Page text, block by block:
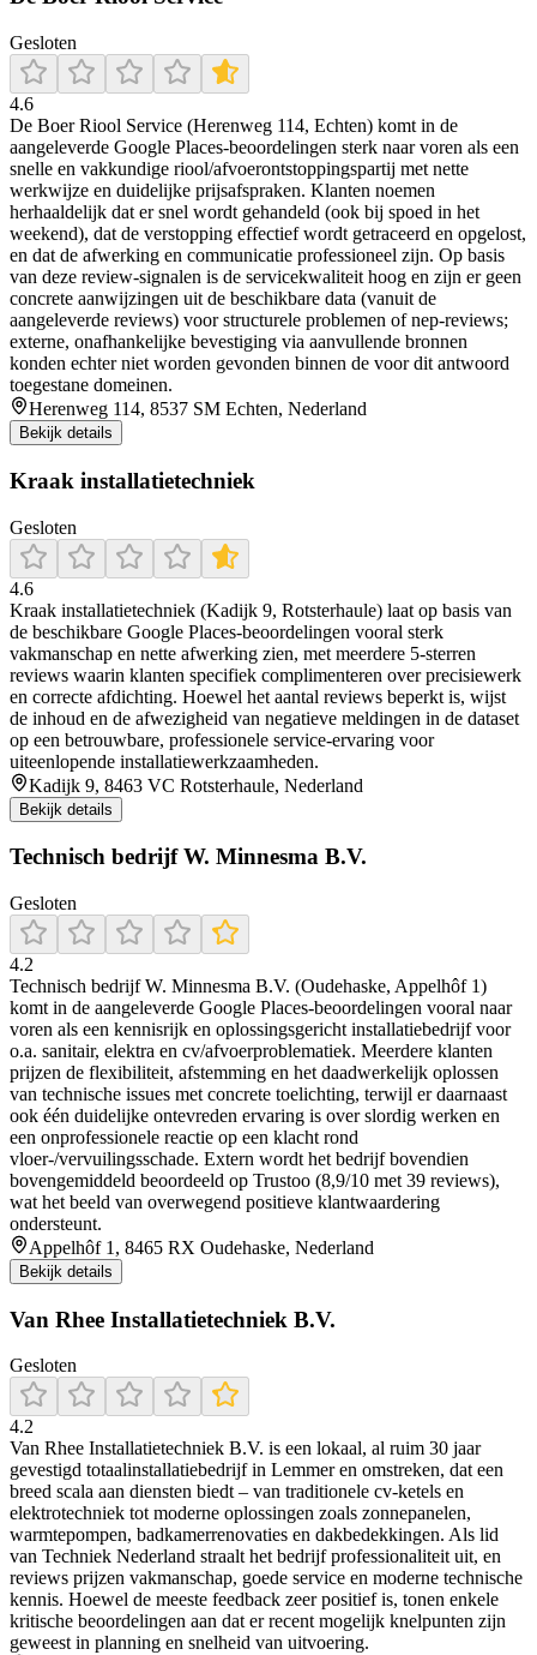
Gesloten
4.6
De Boer Riool Service (Herenweg 114, Echten) komt in de
aangeleverde Google Places-beoordelingen sterk naar voren als een
snelle en vakkundige riool/afvoerontstoppingspartij met nette
werkwijze en duidelijke prijsafspraken. Klanten noemen
herhaaldelijk dat er snel wordt gehandeld (ook bij spoed in het
weekend), dat de verstopping effectief wordt getraceerd en opgelost,
en dat de afwerking en communicatie professioneel zijn. Op basis
van deze review-signalen is de servicekwaliteit hoog en zijn er geen
concrete aanwijzingen uit de beschikbare data (vanuit de
aangeleverde reviews) voor structurele problemen of nep-reviews;
externe, onafhankelijke bevestiging via aanvullende bronnen
konden echter niet worden gevonden binnen de voor dit antwoord
toegestane domeinen.
Herenweg 114, 8537 SM Echten, Nederland
Bekijk details
Kraak installatietechniek
Gesloten
4.6
Kraak installatietechniek (Kadijk 9, Rotsterhaule) laat op basis van
de beschikbare Google Places-beoordelingen vooral sterk
vakmanschap en nette afwerking zien, met meerdere 5-sterren
reviews waarin klanten specifiek complimenteren over precisiewerk
en correcte afdichting. Hoewel het aantal reviews beperkt is, wijst
de inhoud en de afwezigheid van negatieve meldingen in de dataset
op een betrouwbare, professionele service-ervaring voor
uiteenlopende installatiewerkzaamheden.
Kadijk 9, 8463 VC Rotsterhaule, Nederland
Bekijk details
Technisch bedrijf W. Minnesma B.V.
Gesloten
4.2
Technisch bedrijf W. Minnesma B.V. (Oudehaske, Appelhôf 1)
komt in de aangeleverde Google Places-beoordelingen vooral naar
voren als een kennisrijk en oplossingsgericht installatiebedrijf voor
o.a. sanitair, elektra en cv/afvoerproblematiek. Meerdere klanten
prijzen de flexibiliteit, afstemming en het daadwerkelijk oplossen
van technische issues met concrete toelichting, terwijl er daarnaast
ook één duidelijke ontevreden ervaring is over slordig werken en
een onprofessionele reactie op een klacht rond
vloer-/vervuilingsschade. Extern wordt het bedrijf bovendien
bovengemiddeld beoordeeld op Trustoo (8,9/10 met 39 reviews),
wat het beeld van overwegend positieve klantwaardering
ondersteunt.
Appelhôf 1, 8465 RX Oudehaske, Nederland
Bekijk details
Van Rhee Installatietechniek B.V.
Gesloten
4.2
Van Rhee Installatietechniek B.V. is een lokaal, al ruim 30 jaar
gevestigd totaalinstallatiebedrijf in Lemmer en omstreken, dat een
breed scala aan diensten biedt – van traditionele cv-ketels en
elektrotechniek tot moderne oplossingen zoals zonnepanelen,
warmtepompen, badkamerrenovaties en dakbedekkingen. Als lid
van Techniek Nederland straalt het bedrijf professionaliteit uit, en
reviews prijzen vakmanschap, goede service en moderne technische
kennis. Hoewel de meeste feedback zeer positief is, tonen enkele
kritische beoordelingen aan dat er recent mogelijk knelpunten zijn
geweest in planning en snelheid van uitvoering.